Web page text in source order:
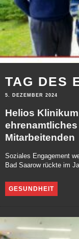
TAG DES
5. DEZEMBER 2024
Helios
Mitarbeitenden
Soziales Engagement
Bad Saarow rückte im
GESUNDHEIT